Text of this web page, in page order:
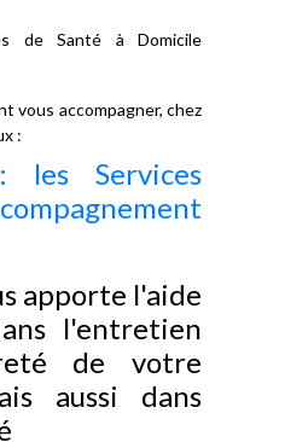
de Santé à Domicile
vous accompagner, chez
:
les Services
apporte l'aide
l'entretien
de votre
aussi dans